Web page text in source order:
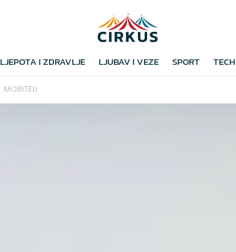
LJEPOTA I ZDRAVLJE LJUBAV I VEZE SPORT TECH